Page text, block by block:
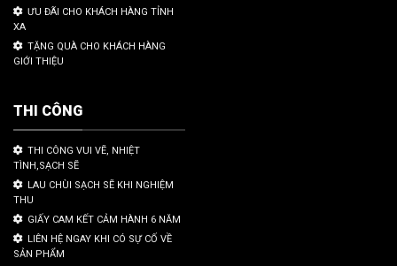
ƯU ĐÃI CHO KHÁCH HÀNG TỈNH
XA
TẶNG QUÀ CHO KHÁCH HÀNG
GIỚI THIỆU
THI CÔNG
THI CÔNG VUI VẼ, NHIỆT
TÌNH,SẠCH SẼ
LAU CHÙI SẠCH SẼ KHI NGHIỆM
THU
GIẤY CAM KẾT CẢM HÀNH 6 NĂM
LIÊN HỆ NGAY KHI CÓ SỰ CỐ VỀ
SẢN PHẨM